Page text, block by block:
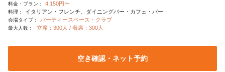
料金・プラン： 4,150円〜
料理： イタリアン・フレンチ ダイニングバー・カフェ・バー
会場タイプ： パーティースペース・クラブ
最大人数： 立席：300人 / 着席：300人
空き確認・ネット予約